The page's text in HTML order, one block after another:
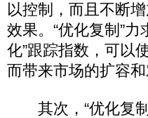
以控制，而且不断
效果。“优化复制”
化”跟踪指数，可以
而带来市场的扩容
其次，“优化复制